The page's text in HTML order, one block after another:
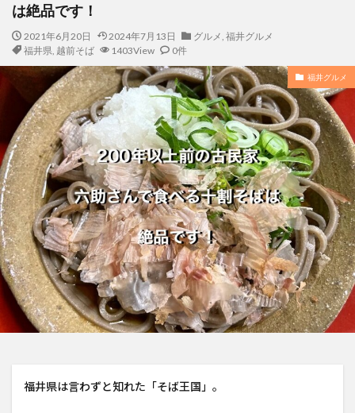
は絶品です！
2021年6月20日 2024年7月13日 グルメ, 福井グルメ
福井県, 越前そば 1403View 0件
福井グルメ
福井県は言わずと知れた「そば王国」。